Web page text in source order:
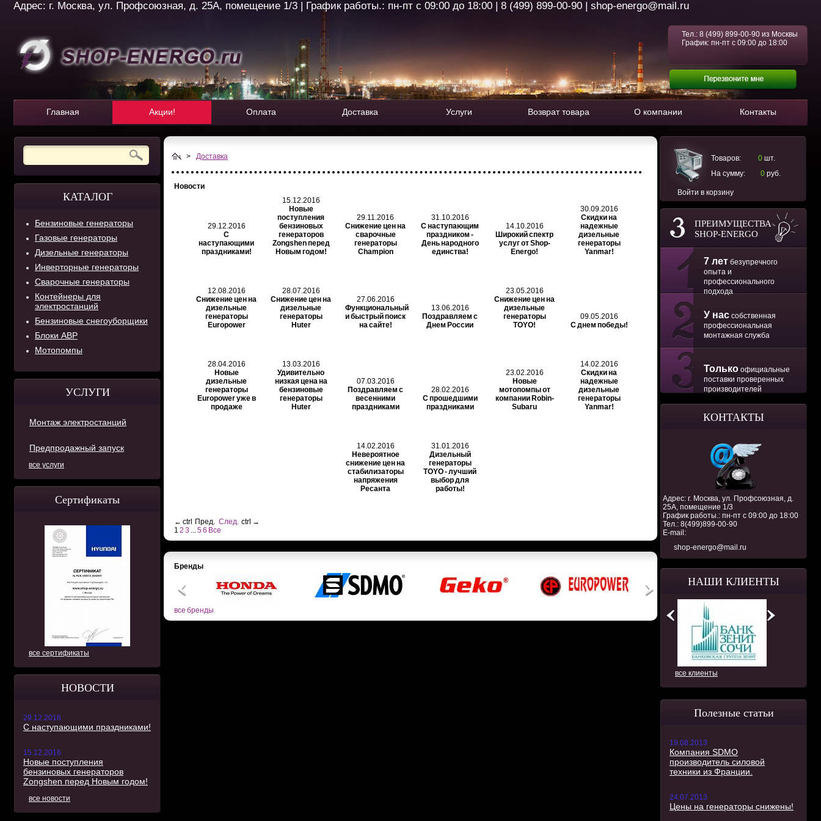
Адрес: г. Москва, ул. Профсоюзная, д. 25А, помещение 1/3 | График работы.: пн-пт с 09:00 до 18:00 | 8 (499) 899-00-90 | shop-energo@mail.ru
Тел.: 8 (499) 899-00-90 из Москвы
График: пн-пт с 09:00 до 18:00
Главная Акции! Оплата Доставка Услуги Возврат товара О компании Контакты
КАТАЛОГ
Бензиновые генераторы
Газовые генераторы
Дизельные генераторы
Инверторные генераторы
Сварочные генераторы
Контейнеры для
электростанций
Бензиновые снегоуборщики
Блоки АВР
Мотопомпы
УСЛУГИ
Монтаж электростанций
Предпродажный запуск
все услуги
Сертификаты
все сертификаты
НОВОСТИ
29.12.2016
С наступающими праздниками!
15.12.2016
Новые поступления
бензиновых генераторов
Zongshen перед Новым годом!
все новости
Товаров: 0 шт.
На сумму:
0 руб.
Войти в корзину
ПРЕИМУЩЕСТВА
SHOP-ENERGO
7 лет безупречного
опыта и
профессионального
подхода
У нас собственная
профессиональная
монтажная служба
Только официальные
поставки проверенных
производителей
КОНТАКТЫ
Адрес: г. Москва, ул. Профсоюзная, д.
25А, помещение 1/3
График работы.: пн-пт с 09:00 до 18:00
Тел.: 8(499)899-00-90
E-mail:
shop-energo@mail.ru
НАШИ КЛИЕНТЫ
все клиенты
Полезные статьи
19.08.2013
Компания SDMO
производитель силовой
техники из Франции.
24.07.2013
Цены на генераторы снижены!
> Доставка
Новости
29.12.2016
С
наступающими
праздниками!
15.12.2016
Новые
поступления
бензиновых
генераторов
Zongshen перед
Новым годом!
29.11.2016
Снижение цен на
сварочные
генераторы
Champion
31.10.2016
С наступающим
праздником -
День народного
единства!
14.10.2016
Широкий спектр
услуг от Shop-
Energo!
30.09.2016
Скидки на
надежные
дизельные
генераторы
Yanmar!
12.08.2016
Снижение цен на
дизельные
генераторы
Europower
28.07.2016
Снижение цен на
дизельные
генераторы
Huter
27.06.2016
Функциональный
и быстрый поиск
на сайте!
13.06.2016
Поздравляем с
Днем России
23.05.2016
Снижение цен на
дизельные
генераторы
TOYO!
09.05.2016
С днем победы!
28.04.2016
Новые
дизельные
генераторы
Europower уже в
продаже
13.03.2016
Удивительно
низкая цена на
бензиновые
генераторы
Huter
07.03.2016
Поздравляем с
весенними
праздниками
28.02.2016
С прошедшими
праздниками
23.02.2016
Новые
мотопомпы от
компании Robin-
Subaru
14.02.2016
Скидки на
надежные
дизельные
генераторы
Yanmar!
14.02.2016
Невероятное
снижение цен на
стабилизаторы
напряжения
Ресанта
31.01.2016
Дизельный
генераторы
TOYO - лучший
выбор для
работы!
← ctrl Пред. След. ctrl →
1 2 3 ...5 6 Все
Бренды
все бренды